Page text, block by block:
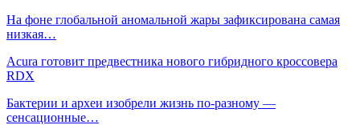
На фоне глобальной аномальной жары зафиксирована самая
низкая…
Acura готовит предвестника нового гибридного кроссовера
RDX
Бактерии и археи изобрели жизнь по-разному —
сенсационные…